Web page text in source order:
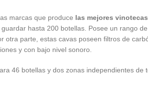
marcas que produce las mejores vinotecas
hasta 200 botellas. Posee un rango
otra parte, estas cavas poseen filtros de
y con bajo nivel sonoro.
46 botellas y dos zonas independientes